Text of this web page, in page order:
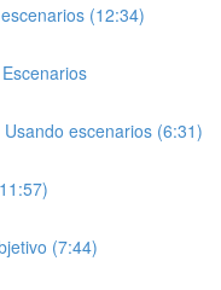
(12:34)
escenarios (6:31)
(7:44)